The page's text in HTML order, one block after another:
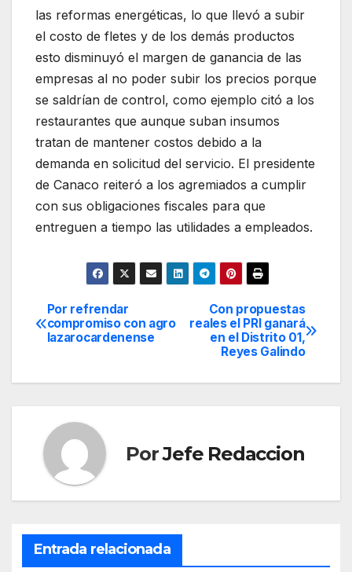
las reformas energéticas, lo que llevó a subir
el costo de fletes y de los demás productos
esto disminuyó el margen de ganancia de las
empresas al no poder subir los precios porque
se saldrían de control, como ejemplo citó a los
restaurantes que aunque suban insumos
tratan de mantener costos debido a la
demanda en solicitud del servicio. El presidente
de Canaco reiteró a los agremiados a cumplir
con sus obligaciones fiscales para que
entreguen a tiempo las utilidades a empleados.
Navegación
de
entradas
Con propuestas
reales el PRI ganará
en el Distrito 01,
Reyes Galindo
Por refrendar
compromiso con agro
lazarocardenense
PorJefe Redaccion
Entrada relacionada